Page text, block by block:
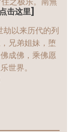
击这里]
以来历代的列
兄弟姐妹，堕
成佛，乘佛愿
世界。